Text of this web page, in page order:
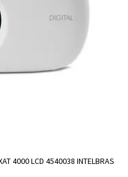
4000 LCD 4540038 INTELBRAS